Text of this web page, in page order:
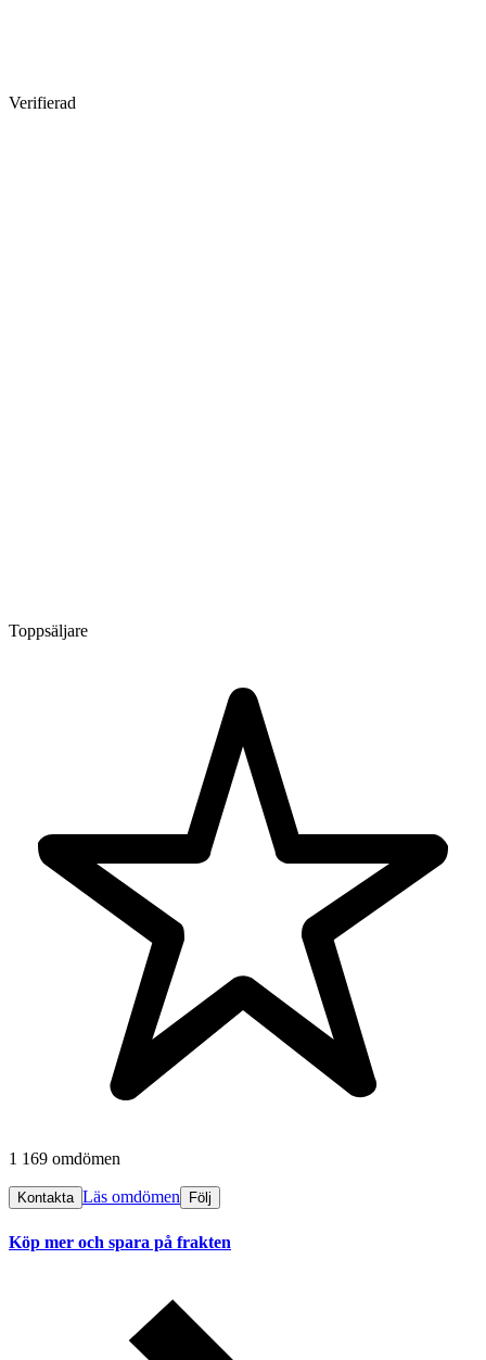
Verifierad
Toppsäljare
1 169 omdömen
Kontakta Läs omdömen Följ
Köp mer och spara på frakten